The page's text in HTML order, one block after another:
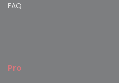
FAQ
Pro